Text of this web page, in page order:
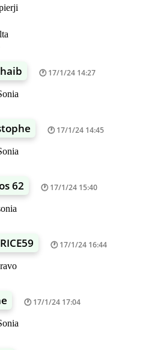
17/1/24 14:27
17/1/24 14:45
62 17/1/24 15:40
17/1/24 16:44
17/1/24 17:04